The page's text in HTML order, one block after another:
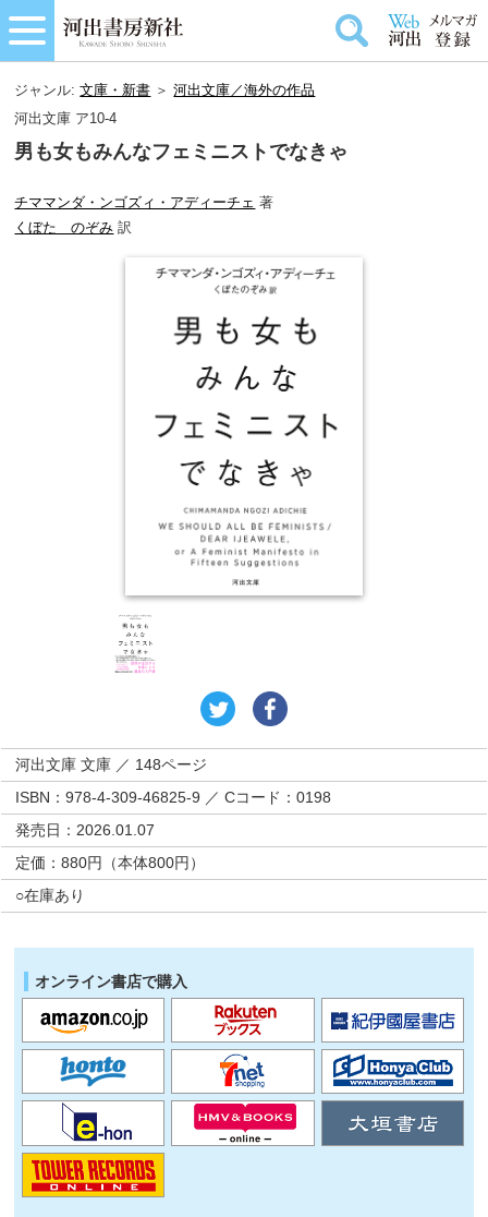
ジャンル:文庫・新書 ＞河出文庫／海外の作品
河出文庫 ア10-4
男も女もみんなフェミニストでなきゃ
チママンダ・ンゴズィ・アディーチェ 著
くぼた のぞみ 訳
河出文庫 文庫 ／ 148ページ
ISBN：978-4-309-46825-9 ／ Cコード：0198
発売日：2026.01.07
定価：880円（本体800円）
○在庫あり
オンライン書店で購入